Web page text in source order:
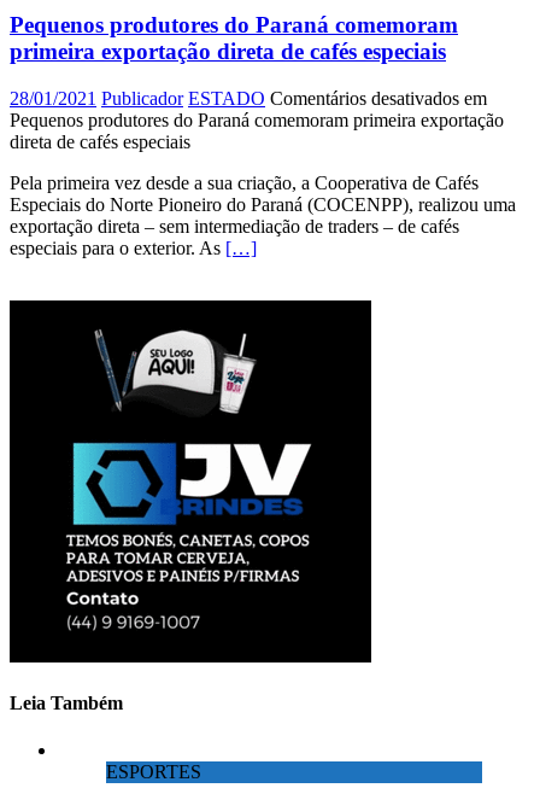
Pequenos produtores do Paraná comemoram
primeira exportação direta de cafés especiais
28/01/2021 Publicador ESTADO Comentários desativados em
Pequenos produtores do Paraná comemoram primeira exportação
direta de cafés especiais
Pela primeira vez desde a sua criação, a Cooperativa de Cafés
Especiais do Norte Pioneiro do Paraná (COCENPP), realizou uma
exportação direta – sem intermediação de traders – de cafés
especiais para o exterior. As […]
Leia Também
ESPORTES